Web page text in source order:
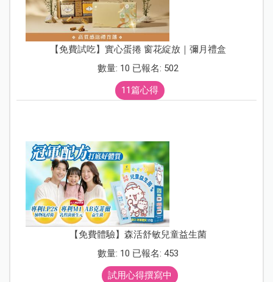
【免費試吃】實心蛋捲 窗花綻放｜彌月禮盒
數量: 10 已報名: 502
11篇心得
【免費體驗】森活舒敏兒童益生菌
數量: 10 已報名: 453
試用心得撰寫中